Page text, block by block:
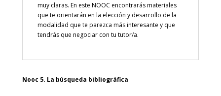
muy claras. En este NOOC encontrarás materiales
que te orientarán en la elección y desarrollo de la
modalidad que te parezca más interesante y que
tendrás que negociar con tu tutor/a.
Nooc 5. La búsqueda bibliográfica